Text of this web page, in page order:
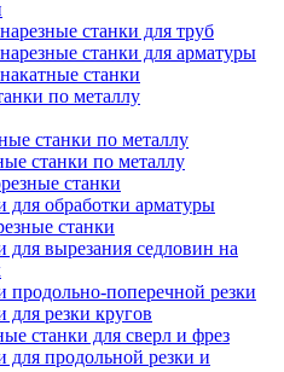
станки для труб
станки для арматуры
станки
по металлу
станки по металлу
станки по металлу
станки
для обработки арматуры
станки
для вырезания седловин на
продольно-поперечной резки
для резки кругов
станки для сверл и фрез
для продольной резки и